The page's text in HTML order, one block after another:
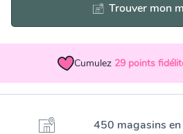
Trouver mon
Cumulez 29 points
450 magasins en